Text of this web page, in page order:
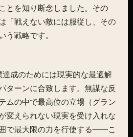
とを知り断念しました。その
「戦えない敵には服従し、その
う戦略です。
成のためには現実的な最適解
ターンに合致します。無謀な反
ムの中で最高位の立場（グラン
変えられない現実を受け入れな
で最大限の力を行使する——こ